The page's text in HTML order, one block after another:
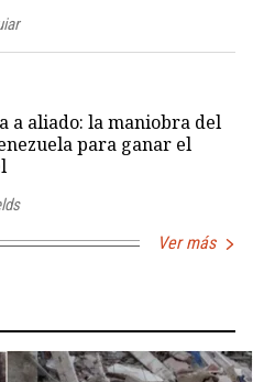
a aliado: la maniobra del
para ganar el
Ver más